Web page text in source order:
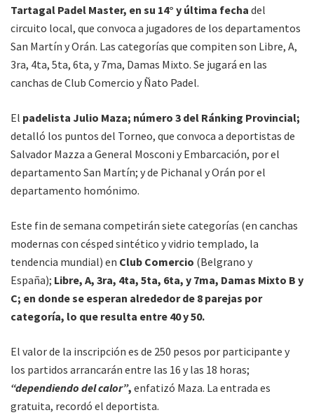
Tartagal Padel Master, en su 14° y última fecha del
circuito local, que convoca a jugadores de los departamentos
San Martín y Orán. Las categorías que compiten son Libre, A,
3ra, 4ta, 5ta, 6ta, y 7ma, Damas Mixto. Se jugará en las
canchas de Club Comercio y Ñato Padel.
El padelista Julio Maza; número 3 del Ránking Provincial;
detalló los puntos del Torneo, que convoca a deportistas de
Salvador Mazza a General Mosconi y Embarcación, por el
departamento San Martín; y de Pichanal y Orán por el
departamento homónimo.
Este fin de semana competirán siete categorías (en canchas
modernas con césped sintético y vidrio templado, la
tendencia mundial) en Club Comercio (Belgrano y
España); Libre, A, 3ra, 4ta, 5ta, 6ta, y 7ma, Damas Mixto B y
C; en donde se esperan alrededor de 8 parejas por
categoría, lo que resulta entre 40 y 50.
El valor de la inscripción es de 250 pesos por participante y
los partidos arrancarán entre las 16 y las 18 horas;
“dependiendo del calor”, enfatizó Maza. La entrada es
gratuita, recordó el deportista.